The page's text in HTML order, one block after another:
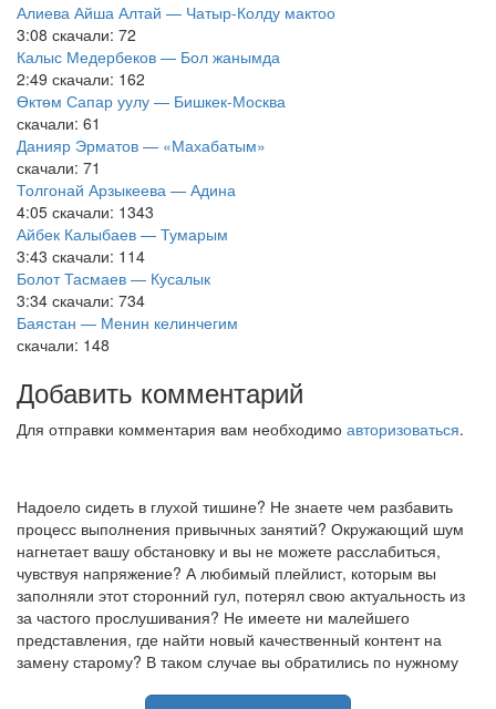
Алиева Айша Алтай — Чатыр-Колду мактоо
3:08 скачали: 72
Калыс Медербеков — Бол жанымда
2:49 скачали: 162
Өктөм Сапар уулу — Бишкек-Москва
скачали: 61
Данияр Эрматов — «Махабатым»
скачали: 71
Толгонай Арзыкеева — Адина
4:05 скачали: 1343
Айбек Калыбаев — Тумарым
3:43 скачали: 114
Болот Тасмаев — Кусалык
3:34 скачали: 734
Баястан — Менин келинчегим
скачали: 148
Добавить комментарий
Для отправки комментария вам необходимо авторизоваться.
Надоело сидеть в глухой тишине? Не знаете чем разбавить
процесс выполнения привычных занятий? Окружающий шум
нагнетает вашу обстановку и вы не можете расслабиться,
чувствуя напряжение? А любимый плейлист, которым вы
заполняли этот сторонний гул, потерял свою актуальность из
за частого прослушивания? Не имеете ни малейшего
представления, где найти новый качественный контент на
замену старому? В таком случае вы обратились по нужному